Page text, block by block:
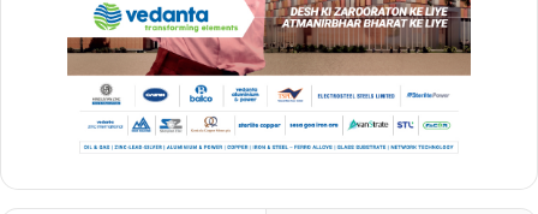
पूजा-अर्चना की गई। जगन्नाथ मंदिर के पुजारी के अनुसार उत्कल संस्कृति और
दक्षिण कोसल की संस्कृति के बीच की यह एक अटूट साझेदारी है। ऐसी मान्यता है
कि भगवान जगन्नाथ का मूल स्थान छत्तीसगढ़ का शिवरीनारायण-तीर्थ है, यहीं से वे
जगन्नाथपुरी जाकर स्थापित हुए। शिवरीनारायण में ही त्रेता युग में प्रभु श्रीराम ने
माता शबरी के मीठे बेरों को ग्रहण किया था। यहां वर्तमान में नर-नारायण का मंदिर
स्थापित है।